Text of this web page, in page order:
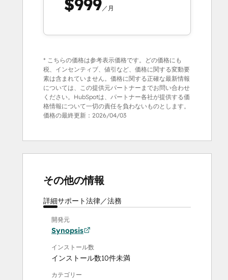
／月
* こちらの価格は参考表示価格です。どの価格にも
税、インセンティブ、値引など、価格に関する変動要
素は含まれていません。価格に関する正確な最新情報
については、この提供元パートナーまでお問い合わせ
ください。HubSpotは、パートナー各社が提供する価
格情報について一切の責任を負わないものとします。
価格の最終更新： 2026/04/03
その他の情報
詳細サポート法律／法務
開発元
Synopsis
インストール数
インストール数10件未満
カテゴリー